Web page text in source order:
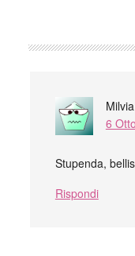
6
Stupenda,
Rispondi